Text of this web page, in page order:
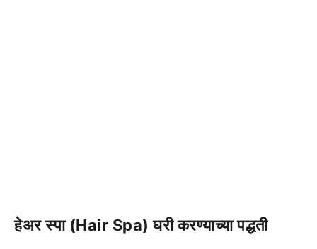
हेअर स्पा (Hair Spa) घरी करण्याच्या पद्धती